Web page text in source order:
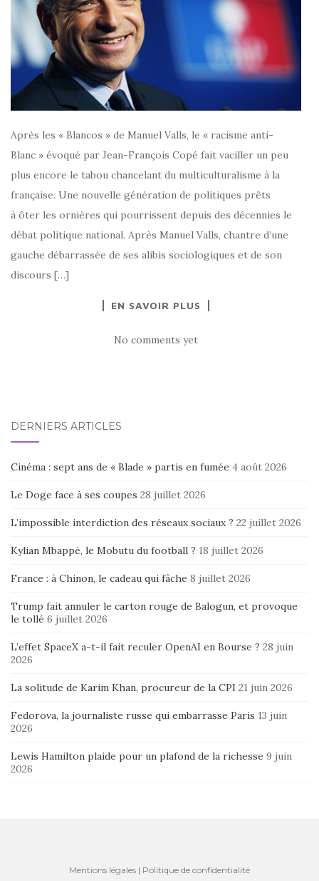
Après les « Blancos » de Manuel Valls, le « racisme anti-
Blanc » évoqué par Jean-François Copé fait vaciller un peu
plus encore le tabou chancelant du multiculturalisme à la
française. Une nouvelle génération de politiques prêts
à ôter les ornières qui pourrissent depuis des décennies le
débat politique national. Après Manuel Valls, chantre d’une
gauche débarrassée de ses alibis sociologiques et de son
discours […]
EN SAVOIR PLUS
No comments yet
DERNIERS ARTICLES
Cinéma : sept ans de « Blade » partis en fumée 4 août 2026
Le Doge face à ses coupes 28 juillet 2026
L’impossible interdiction des réseaux sociaux ? 22 juillet 2026
Kylian Mbappé, le Mobutu du football ? 18 juillet 2026
France : à Chinon, le cadeau qui fâche 8 juillet 2026
Trump fait annuler le carton rouge de Balogun, et provoque
le tollé 6 juillet 2026
L’effet SpaceX a-t-il fait reculer OpenAI en Bourse ? 28 juin
2026
La solitude de Karim Khan, procureur de la CPI 21 juin 2026
Fedorova, la journaliste russe qui embarrasse Paris 13 juin
2026
Lewis Hamilton plaide pour un plafond de la richesse 9 juin
2026
Mentions légales | Politique de confidentialité